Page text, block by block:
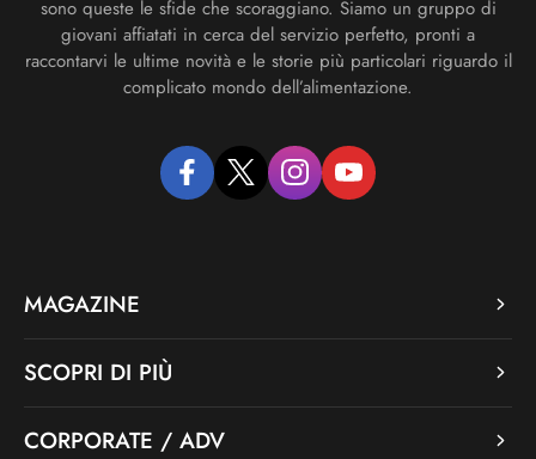
sono queste le sfide che scoraggiano. Siamo un gruppo di
giovani affiatati in cerca del servizio perfetto, pronti a
raccontarvi le ultime novità e le storie più particolari riguardo il
complicato mondo dell’alimentazione.
facebooktwitter instagramyoutube
MAGAZINE
SCOPRI DI PIÙ
CORPORATE / ADV